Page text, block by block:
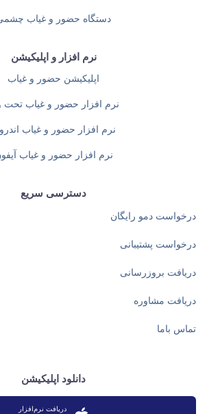
دانلود اپلیکیشن
دریافت نرم‌افزار
دسترسی سریع
درخواست دمو رایگان
درخواست پشتیبانی
دریافت بروزرسانی
دریافت مشاوره
تماس باما
نرم افزار و اپلیکیشن
اپلیکیشن حضور و غیاب
نرم افزار حضور و غیاب
نرم افزار حضور و غیاب
نرم افزار حضور و غیاب
دستگاه حضور و غیاب